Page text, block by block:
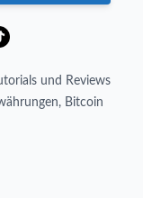
und Reviews
Bitcoin